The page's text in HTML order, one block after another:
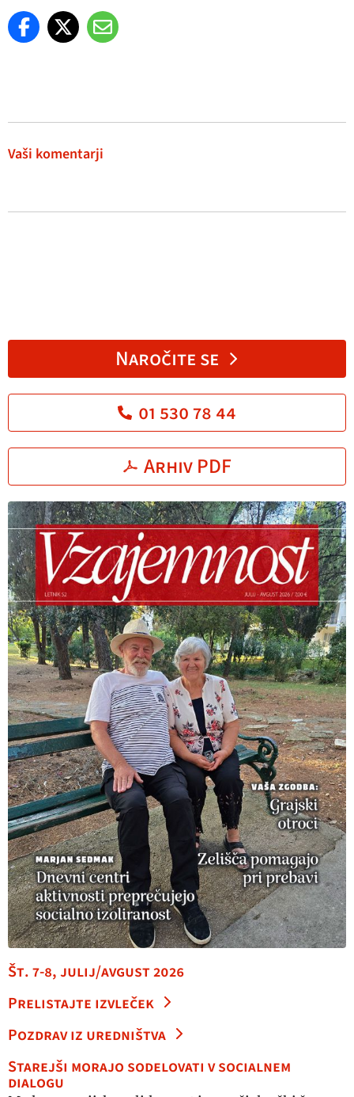
Vaši komentarji
Naročite se
01 530 78 44
Arhiv PDF
Št. 7-8, julij/avgust 2026
Prelistajte izvleček
Pozdrav iz uredništva
Starejši morajo sodelovati v socialnem
dialogu